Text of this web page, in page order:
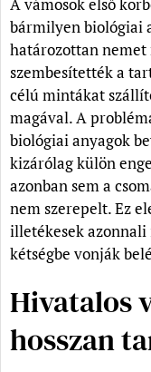
bármilyen biológiai
határozottan nemet
szembesítették a
célú mintákat
magával. A
biológiai anyagok
kizárólag külön
azonban sem a
nem szerepelt. Ez
illetékesek azonnali
kétségbe vonják
Hivatalos
hosszan